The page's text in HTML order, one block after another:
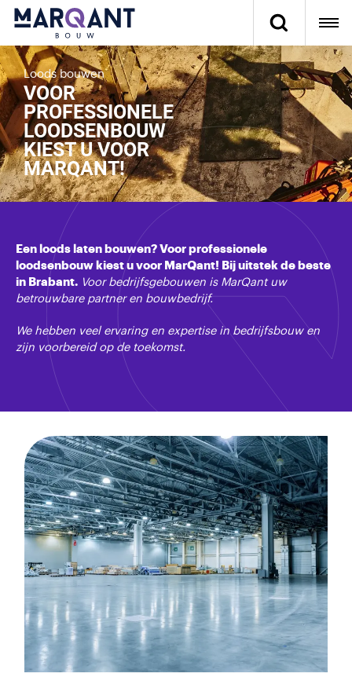
Loods bouwen
VOOR
PROFESSIONELE
LOODSENBOUW
KIEST U VOOR
MARQANT!
Een loods laten bouwen? Voor professionele
loodsenbouw kiest u voor MarQant! Bij uitstek de beste
in Brabant. Voor bedrijfsgebouwen is MarQant uw
betrouwbare partner en bouwbedrijf.
We hebben veel ervaring en expertise in bedrijfsbouw en
zijn voorbereid op de toekomst.